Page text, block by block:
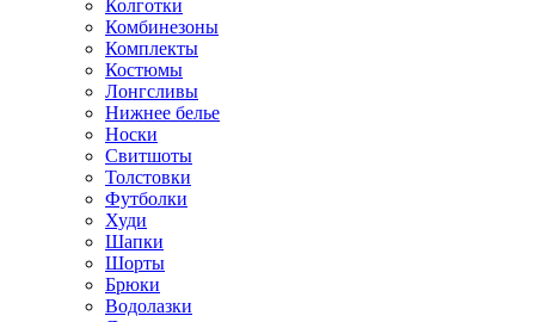
Колготки
Комбинезоны
Комплекты
Костюмы
Лонгсливы
Нижнее белье
Носки
Свитшоты
Толстовки
Футболки
Худи
Шапки
Шорты
Брюки
Водолазки